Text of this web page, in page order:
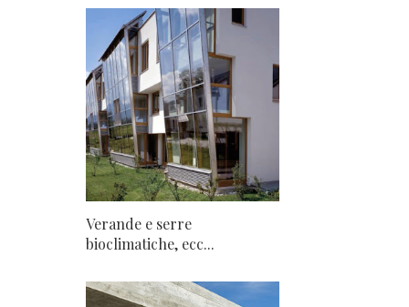
Verande e serre
bioclimatiche, ecc...